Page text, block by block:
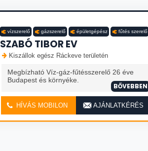
vízszerelő gázszerelő épületgépész fűtés szerelő
SZABÓ TIBOR EV
Kiszállok egész Ráckeve területén
Megbízható Víz-gáz-fűtésszerelő 26 éve
Budapest és környéke.
BŐVEBBEN
HÍVÁS MOBILON AJÁNLATKÉRÉS